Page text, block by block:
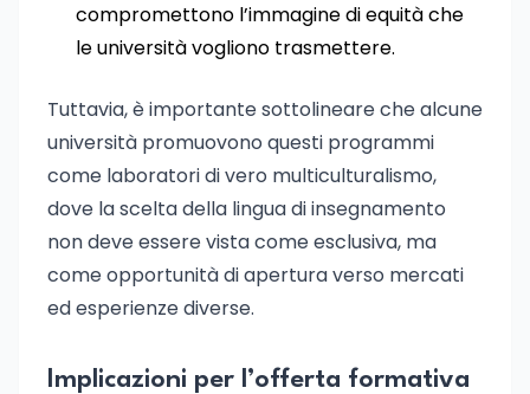
compromettono l’immagine di equità che
le università vogliono trasmettere.
Tuttavia, è importante sottolineare che alcune
università promuovono questi programmi
come laboratori di vero multiculturalismo,
dove la scelta della lingua di insegnamento
non deve essere vista come esclusiva, ma
come opportunità di apertura verso mercati
ed esperienze diverse.
Implicazioni per l’offerta formativa